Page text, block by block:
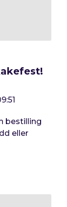
bestilling
eller